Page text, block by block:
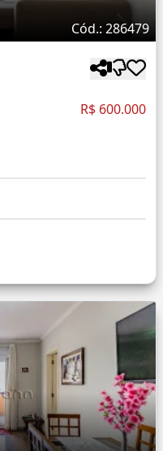
Cód.: 286479
R$ 600.000